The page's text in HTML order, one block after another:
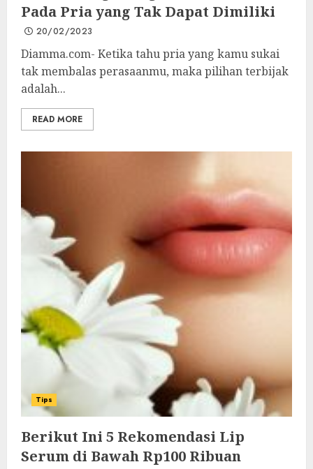
Pada Pria yang Tak Dapat Dimiliki
20/02/2023
Diamma.com- Ketika tahu pria yang kamu sukai
tak membalas perasaanmu, maka pilihan terbijak
adalah...
READ MORE
Tips
Berikut Ini 5 Rekomendasi Lip
Serum di Bawah Rp100 Ribuan